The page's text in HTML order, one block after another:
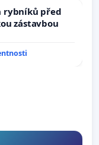
rybníků před
zástavbou